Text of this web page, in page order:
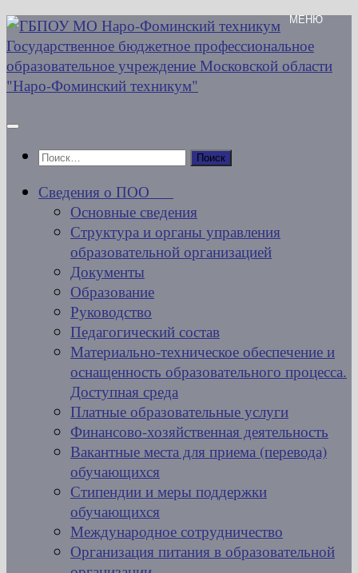
Перейти
к
содержимому
Найти:
Сведения о ПОО
Основные сведения
Структура и органы управления
образовательной организацией
Документы
Образование
Руководство
Педагогический состав
Материально-техническое обеспечение и
оснащенность образовательного процесса.
Доступная среда
Платные образовательные услуги
Финансово-хозяйственная деятельность
Вакантные места для приема (перевода)
обучающихся
Стипендии и меры поддержки
обучающихся
Международное сотрудничество
Организация питания в образовательной